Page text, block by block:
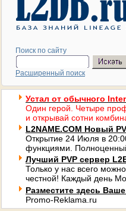
Поиск по сайту
Расширенный поиск
Устал от обычного
Один герой. Четыре
и открывай сотни
L2NAME.COM Новый
Открытие 24 Июля в
функциями.
Лучший PVP сервер
Только у нас всего
честной! Каждый день
Разместите здесь
Promo-Reklama.ru